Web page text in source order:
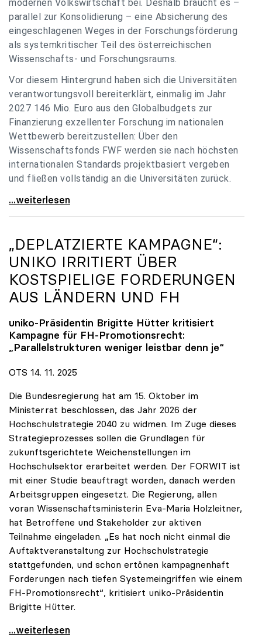
modernen Volkswirtschaft bei. Deshalb braucht es –
parallel zur Konsolidierung – eine Absicherung des
eingeschlagenen Weges in der Forschungsförderung
als systemkritischer Teil des österreichischen
Wissenschafts- und Forschungsraums.
Vor diesem Hintergrund haben sich die Universitäten
verantwortungsvoll bereiterklärt, einmalig im Jahr
2027 146 Mio. Euro aus den Globalbudgets zur
Finanzierung exzellenter Forschung im nationalen
Wettbewerb bereitzustellen: Über den
Wissenschaftsfonds FWF werden sie nach höchsten
internationalen Standards projektbasiert vergeben
und fließen vollständig an die Universitäten zurück.
Gemeinsam für einen starken Wissenschafts- und
...weiterlesen
„DEPLATZIERTE KAMPAGNE“:
UNIKO IRRITIERT ÜBER
KOSTSPIELIGE FORDERUNGEN
AUS LÄNDERN UND FH
uniko-Präsidentin Brigitte Hütter kritisiert
Kampagne für FH-Promotionsrecht:
„Parallelstrukturen weniger leistbar denn je“
OTS 14. 11. 2025
Die Bundesregierung hat am 15. Oktober im
Ministerrat beschlossen, das Jahr 2026 der
Hochschulstrategie 2040 zu widmen. Im Zuge dieses
Strategieprozesses sollen die Grundlagen für
zukunftsgerichtete Weichenstellungen im
Hochschulsektor erarbeitet werden. Der FORWIT ist
mit einer Studie beauftragt worden, danach werden
Arbeitsgruppen eingesetzt. Die Regierung, allen
voran Wissenschaftsministerin Eva-Maria Holzleitner,
hat Betroffene und Stakeholder zur aktiven
Teilnahme eingeladen. „Es hat noch nicht einmal die
Auftaktveranstaltung zur Hochschulstrategie
stattgefunden, und schon ertönen kampagnenhaft
Forderungen nach tiefen Systemeingriffen wie einem
FH-Promotionsrecht“, kritisiert uniko-Präsidentin
Brigitte Hütter.
„Deplatzierte Kampagne“: uniko irritiert über
...weiterlesen